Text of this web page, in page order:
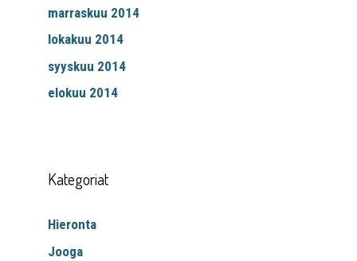
marraskuu 2014
lokakuu 2014
syyskuu 2014
elokuu 2014
Kategoriat
Hieronta
Jooga